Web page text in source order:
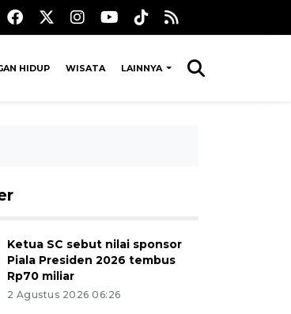
HIDUP WISATA LAINNYA
Ketua SC sebut nilai sponsor
Piala Presiden 2026 tembus
Rp70 miliar
2 Agustus 2026 06:26